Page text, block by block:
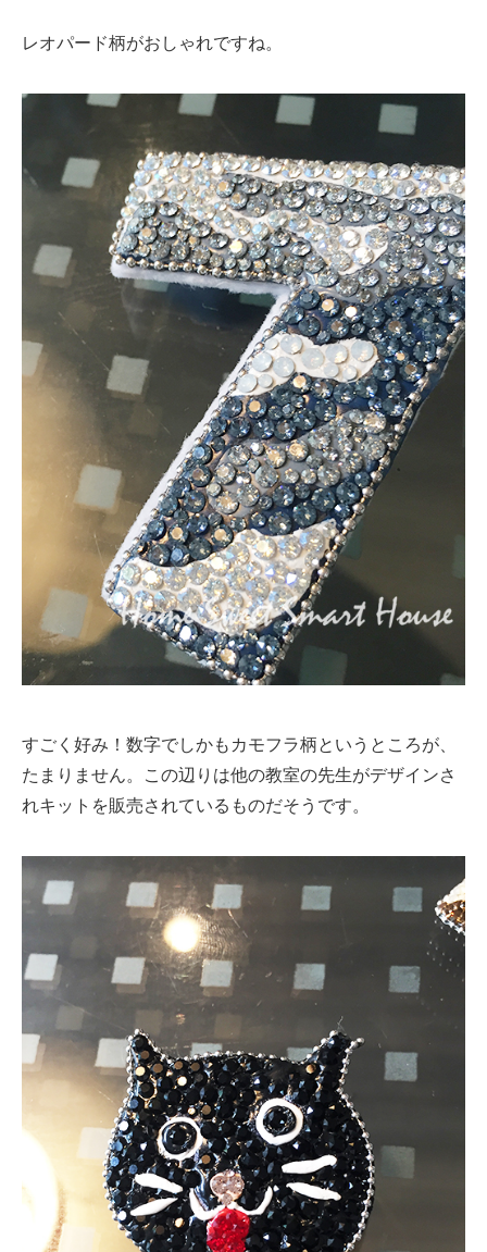
レオパード柄がおしゃれですね。
すごく好み！数字でしかもカモフラ柄というところが、
たまりません。この辺りは他の教室の先生がデザインさ
れキットを販売されているものだそうです。